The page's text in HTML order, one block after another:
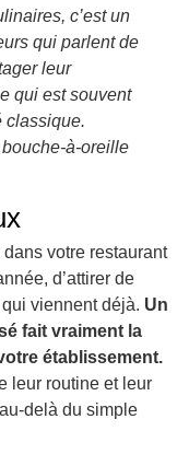
c’est un
qui parlent de
leur
qui est souvent
classique.
à-oreille
votre restaurant
d’attirer de
viennent déjà. Un
fait vraiment la
établissement.
leur routine et leur
delà du simple